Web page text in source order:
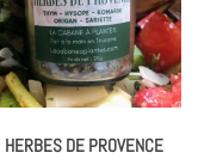
HERBES DE PROVENCE